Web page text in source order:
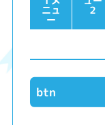
ニュ
ー
２
btn